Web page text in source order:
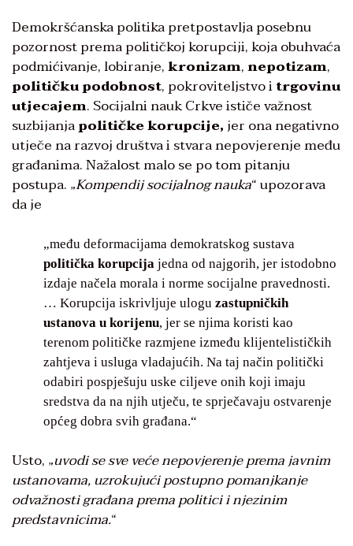
Demokršćanska politika pretpostavlja posebnu
pozornost prema političkoj korupciji, koja obuhvaća
podmićivanje, lobiranje,kronizam,nepotizam,
političku podobnost, pokroviteljstvo itrgovinu
utjecajem. Socijalni nauk Crkve ističe važnost
suzbijanjapolitičke korupcije,jer ona negativno
utječe na razvoj društva i stvara nepovjerenje među
građanima. Nažalost malo se po tom pitanju
postupa. „Kompendijsocijalnog nauka“ upozorava
da je
„među deformacijama demokratskog sustava
politička korupcija jedna od najgorih, jer istodobno
izdaje načela morala i norme socijalne pravednosti.
… Korupcija iskrivljuje ulogu zastupničkih
ustanova u korijenu, jer se njima koristi kao
terenom političke razmjene između klijentelističkih
zahtjeva i usluga vladajućih. Na taj način politički
odabiri pospješuju uske ciljeve onih koji imaju
sredstva da na njih utječu, te sprječavaju ostvarenje
općeg dobra svih građana.“
Usto, „uvodi se sve veće nepovjerenje prema javnim
ustanovama, uzrokujući postupno pomanjkanje
odvažnosti građana prema politici i njezinim
predstavnicima.“